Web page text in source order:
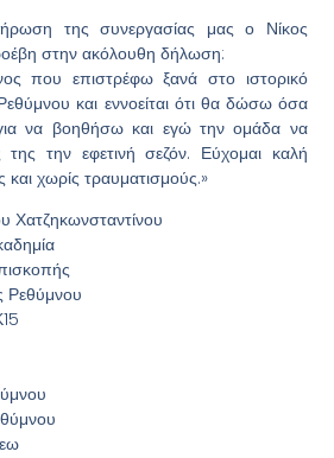
της συνεργασίας μας ο Νίκος
στην ακόλουθη δήλωση:
που επιστρέφω ξανά στο ιστορικό
και εννοείται ότι θα δώσω όσα
να βοηθήσω και εγώ την ομάδα να
της την εφετινή σεζόν. Εύχομαι καλή
και χωρίς τραυματισμούς.»
Χατζηκωνσταντίνου
Ρεθύμνου